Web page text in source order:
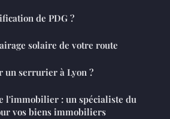
de PDG ?
solaire de votre route
un serrurier à Lyon ?
l'immobilier : un spécialiste du
vos biens immobiliers